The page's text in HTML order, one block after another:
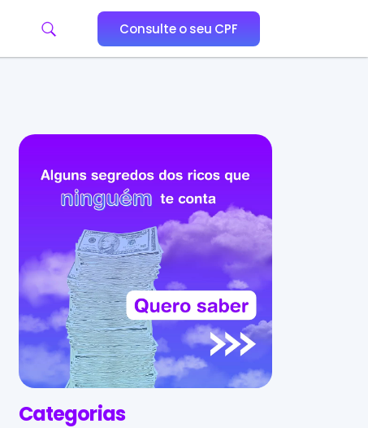
Consulte o seu CPF
Categorias